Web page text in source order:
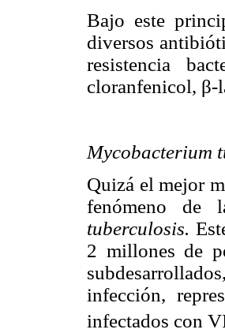
Bajo este
diversos
resistencia
cloranfenicol, β-
Mycobacterium
Quizá el mejor
fenómeno de
tuberculosis.
2 millones de
infección,
infectados con